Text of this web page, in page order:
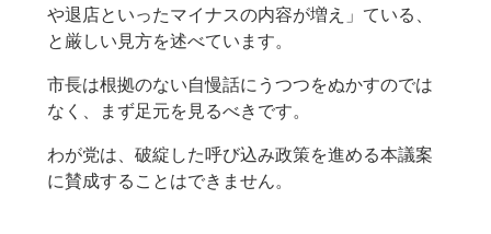
や退店といったマイナスの内容が増え」ている、
と厳しい見方を述べています。
市長は根拠のない自慢話にうつつをぬかすのでは
なく、まず足元を見るべきです。
わが党は、破綻した呼び込み政策を進める本議案
に賛成することはできません。